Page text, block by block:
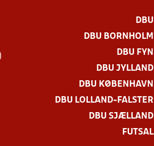
DBU
DBU BORNHOLM
DBU FYN
DBU JYLLAND
DBU KØBENHAVN
DBU LOLLAND-FALSTER
DBU SJÆLLAND
FUTSAL